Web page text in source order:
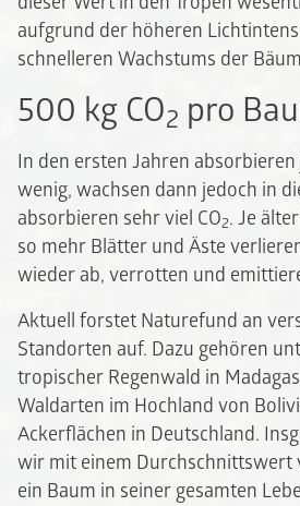
aufgrund der höheren
schnelleren Wachstums der
500 kg CO2 pro
In den ersten Jahren
wenig, wachsen dann jedoch in
absorbieren sehr viel CO2. Je
so mehr Blätter und Äste
wieder ab, verrotten und
Aktuell forstet Naturefund an
Standorten auf. Dazu gehören
tropischer Regenwald in
Waldarten im Hochland von
Ackerflächen in Deutschland.
wir mit einem Durchschnittswert
ein Baum in seiner gesamten